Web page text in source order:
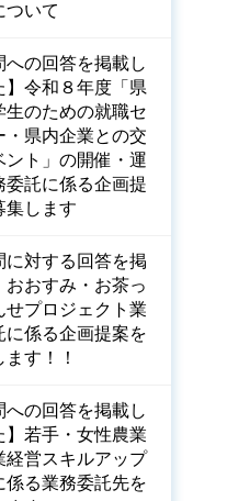
ついて
への回答を掲載し
】令和８年度「県
生のための就職セ
・県内企業との交
ント」の開催・運
委託に係る企画提
集します
に対する回答を掲
おおすみ・お茶っ
せプロジェクト業
に係る企画提案を
す！！
への回答を掲載し
】若手・女性農業
経営スキルアップ
係る業務委託先を